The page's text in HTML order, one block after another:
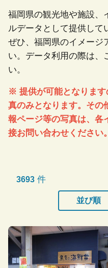
福岡県の観光地や施設、
ルデータとして提供して
ぜひ、福岡県のイメージ
い。データ利用の際は、
い。
※ 提供が可能となりま
真のみとなります。その
報ページ等の写真は、各
接お問い合わせください。
3693 件
並び順